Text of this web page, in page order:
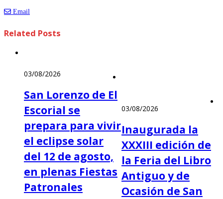
Email
Related Posts
03/08/2026
San Lorenzo de El
Escorial se
prepara para vivir
el eclipse solar
del 12 de agosto,
en plenas Fiestas
Patronales
03/08/2026
Inaugurada la
XXXIII edición de
la Feria del Libro
Antiguo y de
Ocasión de San